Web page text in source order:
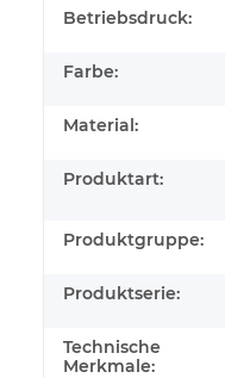
Betriebsdruck:
Farbe:
Material:
Produktart:
Produktgruppe:
Produktserie:
Technische
Merkmale: